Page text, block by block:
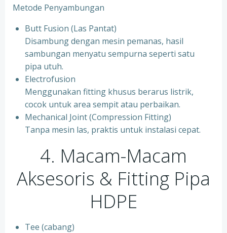
Metode Penyambungan
Butt Fusion (Las Pantat)
Disambung dengan mesin pemanas, hasil
sambungan menyatu sempurna seperti satu
pipa utuh.
Electrofusion
Menggunakan fitting khusus berarus listrik,
cocok untuk area sempit atau perbaikan.
Mechanical Joint (Compression Fitting)
Tanpa mesin las, praktis untuk instalasi cepat.
4. Macam-Macam
Aksesoris & Fitting Pipa
HDPE
Tee (cabang)